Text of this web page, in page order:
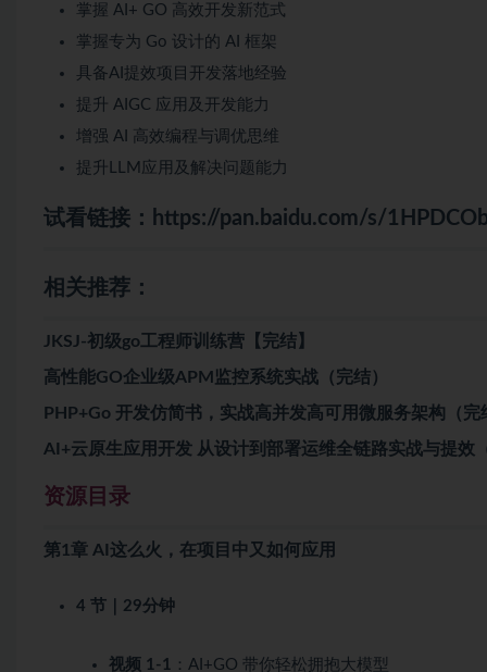
掌握 AI+ GO 高效开发新范式
掌握专为 Go 设计的 AI 框架
具备AI提效项目开发落地经验
提升 AIGC 应用及开发能力
增强 AI 高效编程与调优思维
提升LLM应用及解决问题能力
试看链接： https://pan.baidu.com/s/
相关推荐：
JKSJ-初级go工程师训练营【完结】
高性能GO企业级APM监控系统实战（完结）
PHP+Go 开发仿简书，实战高并发高可用微服务架构（完
AI+云原生应用开发 从设计到部署运维全链路实战与提效
资源目录
第1章 AI这么火，在项目中又如何应用
4 节｜29分钟
视频 1-1 ：AI+GO 带你轻松拥抱大模型